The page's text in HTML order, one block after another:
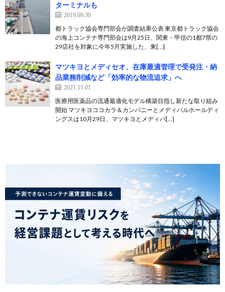
ターミナルも
2019.09.30
都トラック協会専門部会が調査結果公表 東京都トラック協会
の海上コンテナ専門部会は9月25日、関東・甲信の1都7県の
29店社を対象に今年5月実施した、東[…]
マツキヨとメディセオ、在庫最適管理で受発注・納
品業務削減など「効率的な物流追求」へ
2021.11.01
医療用医薬品の流通最適化モデル構築目指し新たな取り組み
開始 マツキヨココカラ＆カンパニーとメディパルホールディ
ングスは10月29日、マツキヨとメディパ[…]